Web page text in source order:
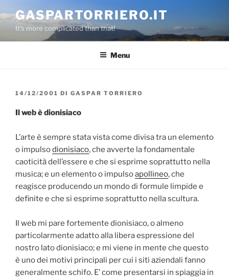
al
contenuto
GASPARTORRIERO.IT
It's more complicated than that!
Menu
PUBBLICATO
14/12/2001 DI GASPAR TORRIERO
Il web è dionisiaco
L’arte è sempre stata vista come divisa tra un elemento
o impulsodionisiaco, che avverte la fondamentale
caoticità dell’essere e che si esprime soprattutto nella
musica; e un elemento o impulsoapollineo, che
reagisce producendo un mondo di formule limpide e
definite e che si esprime soprattutto nella scultura.
Il web mi pare fortemente dionisiaco, o almeno
particolarmente adatto alla libera espressione del
nostro lato dionisiaco; e mi viene in mente che questo
è uno dei motivi principali per cui i siti aziendali fanno
generalmente schifo. E’ come presentarsi in spiaggia in